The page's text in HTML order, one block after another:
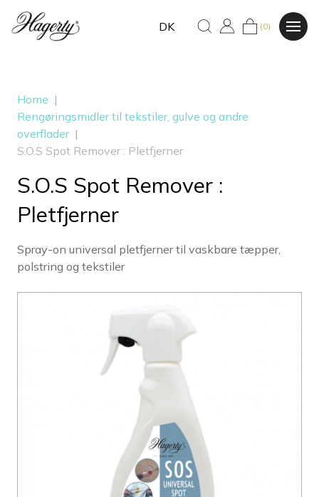
DK (0)
Home |
Rengøringsmidler til tekstiler, gulve og andre
overflader |
S.O.S Spot Remover : Pletfjerner
S.O.S Spot Remover :
Pletfjerner
Spray-on universal pletfjerner til vaskbare tæpper,
polstring og tekstiler